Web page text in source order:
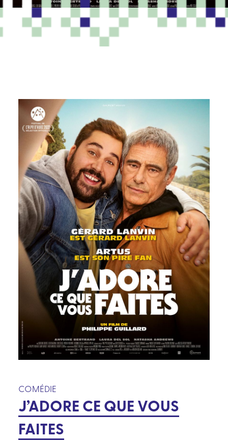
COMÉDIE
J’ADORE CE QUE VOUS
FAITES